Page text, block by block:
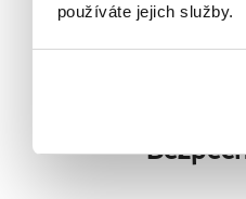
používáte jejich služby.
Jaké
V malé